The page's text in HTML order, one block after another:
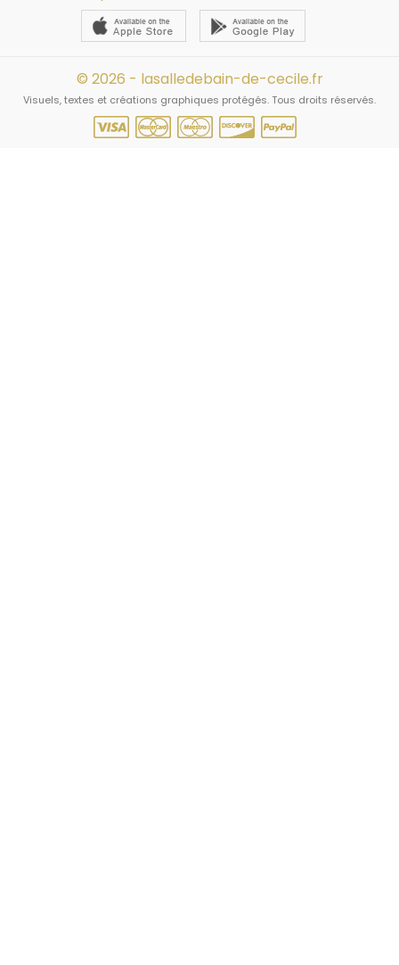
© 2026 - lasalledebain-de-cecile.fr
Visuels, textes et créations graphiques protégés. Tous droits réservés.